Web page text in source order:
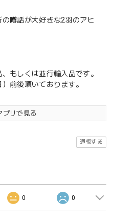
の噂話が大好きな2羽のアヒ
もしくは並行輸入品です。
前後頂いております。
プリで見る
通報する
0 0